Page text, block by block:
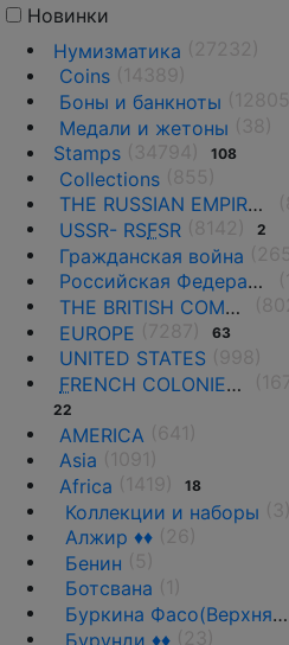
Новинки
Нумизматика
Coins
Боны и банкноты
Медали и жетоны
Stamps
108
Collections
THE RUSSIAN EMPIRE UNTIL 1917.
USSR- RSFSR 2
Гражданская война
Российская Федерация(1992 г.-н.д.)
THE BRITISH COMMONWEALTH
EUROPE
63
UNITED STATES
FRENCH COLONIES AND THE TERRITORIES
22
AMERICA
Asia
Africa
18
Коллекции и наборы
Алжир ♦♦
Бенин
Ботсвана
Буркина Фасо(Верхняя Вольта)
Бурунди ♦♦